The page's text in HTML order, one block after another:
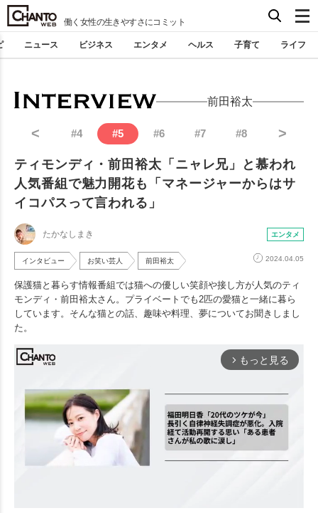
働く女性の生きやすさにコミット
ニュース ビジネス エンタメ ヘルス 子育て ライフ
前田裕太
< #4 #5 #6 #7 #8 >
ティモンディ・前田裕太「ニャレ兄」と慕われ
人気番組で魅力開花も「マネージャーからはサ
イコパスって言われる」
たかなしまき エンタメ
インタビュー お笑い芸人 前田裕太 2024.04.05
保護猫と暮らす情報番組では猫への優しい笑顔や接し方が人気のティ
モンディ・前田裕太さん。プライベートでも2匹の愛猫と一緒に暮ら
しています。そんな猫との話、趣味や料理、夢についてお聞きしまし
た。
arrow_forward_ios もっと見る